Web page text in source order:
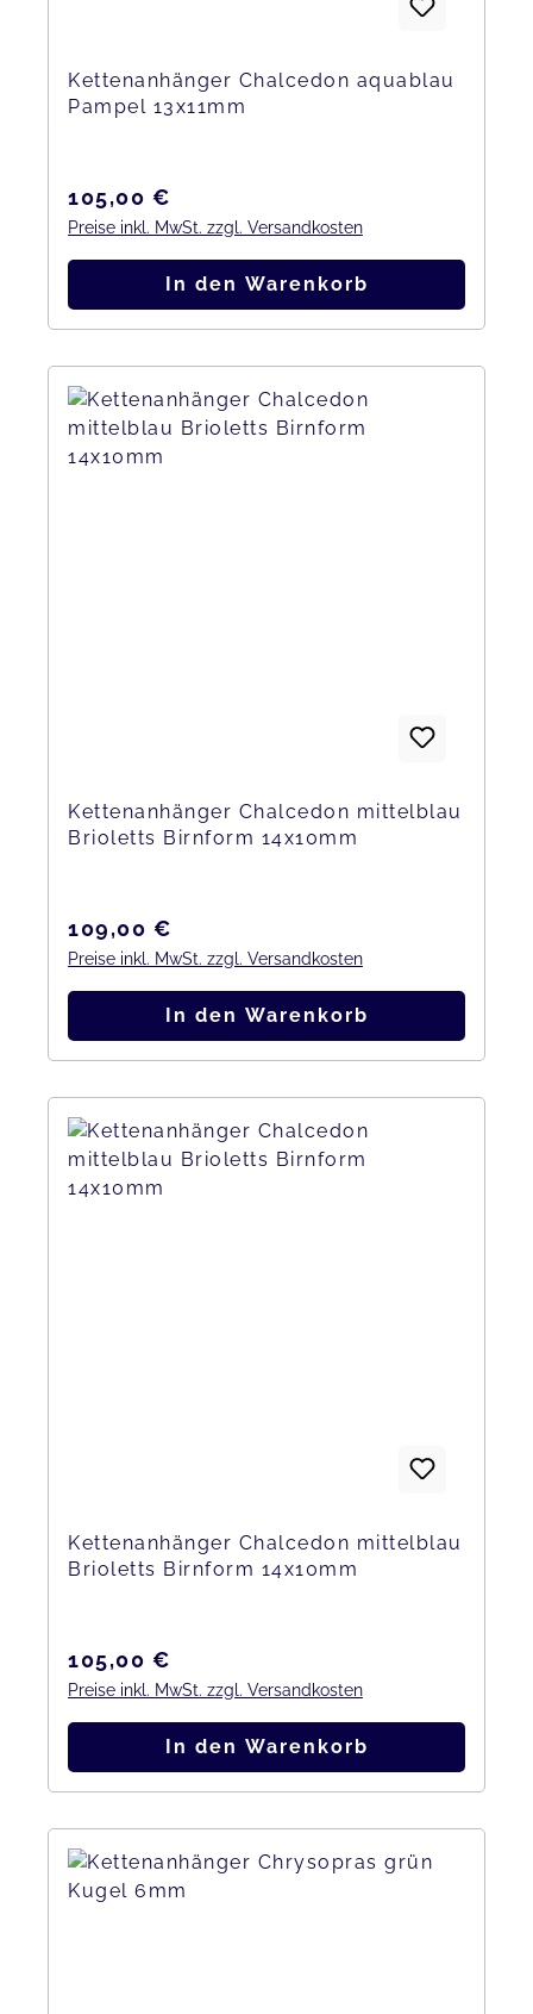
Kettenanhänger Chalcedon aquablau
Pampel 13x11mm
Regulärer Preis:
105,00 €
Preise inkl. MwSt. zzgl. Versandkosten
In den Warenkorb
Kettenanhänger Chalcedon mittelblau
Brioletts Birnform 14x10mm
Regulärer Preis:
109,00 €
Preise inkl. MwSt. zzgl. Versandkosten
In den Warenkorb
Kettenanhänger Chalcedon mittelblau
Brioletts Birnform 14x10mm
Regulärer Preis:
105,00 €
Preise inkl. MwSt. zzgl. Versandkosten
In den Warenkorb